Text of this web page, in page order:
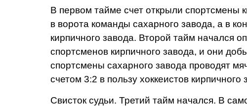
В первом тайме счет открыли спортсмены
в ворота команды сахарно­го завода, а в
кирпичного завода. Второй тайм начался
спортсменов кирпичного завода, и они
спортсме­ны сахарного завода проводят
счетом 3:2 в пользу хоккеистов кирпичного
Свисток судьи. Третий тайм начался. В